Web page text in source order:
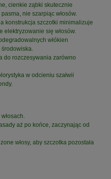
cienkie ząbki skutecznie
nie szarpiąc włosów.
konstrukcja szczotki minimalizuje
się włosów.
włókien
do rozczesywania zarówno
w odcieniu szałwii
aż po końce, zaczynając od
włosy, aby szczotka pozostała